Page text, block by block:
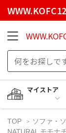
マイストア
TOP ソファ・